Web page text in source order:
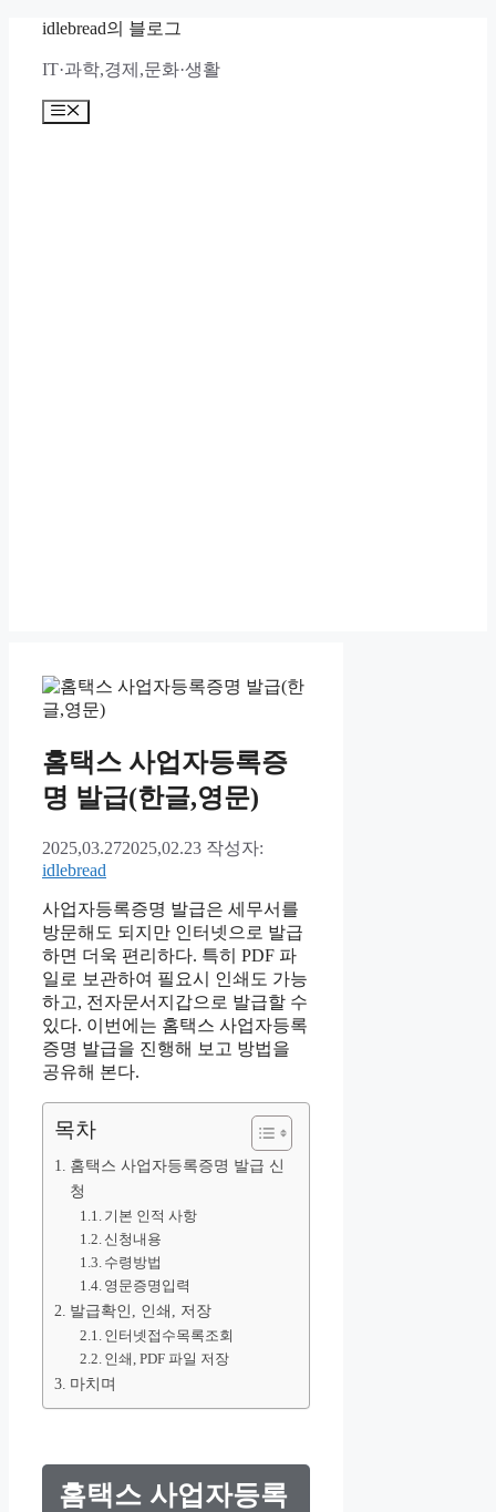
idlebread의 블로그
IT·과학,경제,문화·생활
메
홈택스 사업자등록증
명 발급(한글,영문)
2025,03.272025,02.23 작성자:
idlebread
사업자등록증명 발급은 세무서를
방문해도 되지만 인터넷으로 발급
하면 더욱 편리하다. 특히 PDF 파
일로 보관하여 필요시 인쇄도 가능
하고, 전자문서지갑으로 발급할 수
있다. 이번에는 홈택스 사업자등록
증명 발급을 진행해 보고 방법을
공유해 본다.
목차
홈택스 사업자등록증명 발급 신
청
기본 인적 사항
신청내용
수령방법
영문증명입력
발급확인, 인쇄, 저장
인터넷접수목록조회
인쇄, PDF 파일 저장
마치며
홈택스 사업자등록